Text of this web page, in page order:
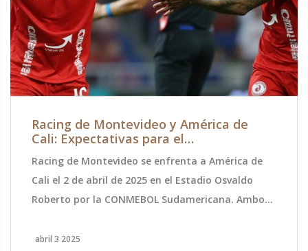
Racing de Montevideo y América de
Cali: Expectativas para el
Sudamericana 2025
Racing de Montevideo se enfrenta a América de
Cali el 2 de abril de 2025 en el Estadio Osvaldo
Roberto por la CONMEBOL Sudamericana. Ambos
destacando en defensa y América mostrando
abril 3 2025